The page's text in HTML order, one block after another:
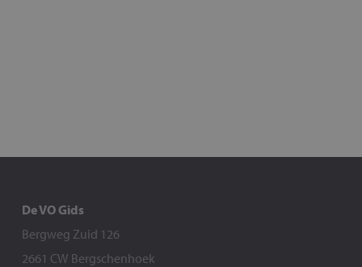
De VO Gids
Bergweg Zuid 126
2661 CW Bergschenhoek